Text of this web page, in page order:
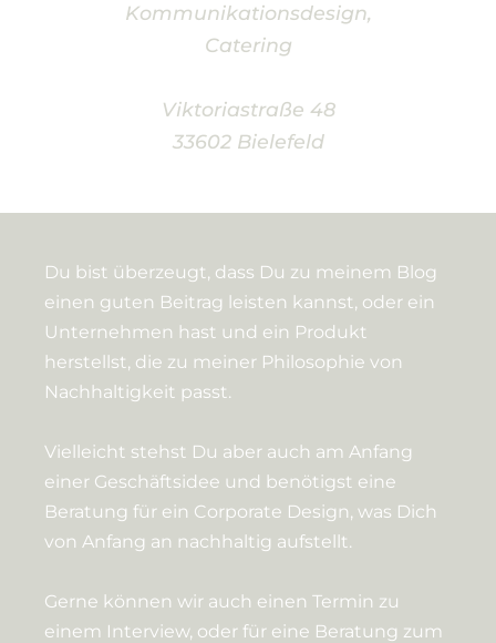
Kommunikationsdesign,
Catering
Viktoriastraße 48
33602 Bielefeld
Du bist überzeugt, dass Du zu meinem Blog
einen guten Beitrag leisten kannst, oder ein
Unternehmen hast und ein Produkt
herstellst, die zu meiner Philosophie von
Nachhaltigkeit passt.
Vielleicht stehst Du aber auch am Anfang
einer Geschäftsidee und benötigst eine
Beratung für ein Corporate Design, was Dich
von Anfang an nachhaltig aufstellt.
Gerne können wir auch einen Termin zu
einem Interview, oder für eine Beratung zum